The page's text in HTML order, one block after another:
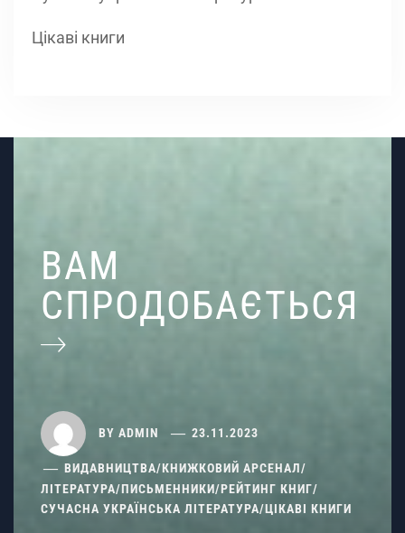
Цікаві книги
ВАМ
СПРОДОБАЄТЬСЯ
BY ADMIN 23.11.2023
ВИДАВНИЦТВА/КНИЖКОВИЙ АРСЕНАЛ/
ЛІТЕРАТУРА/ПИСЬМЕННИКИ/РЕЙТИНГ КНИГ/
СУЧАСНА УКРАЇНСЬКА ЛІТЕРАТУРА/ЦІКАВІ КНИГИ